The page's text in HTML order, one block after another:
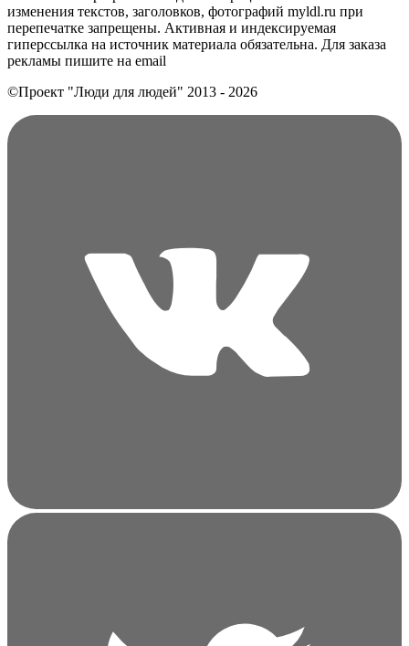
изменения текстов, заголовков, фотографий myldl.ru при
перепечатке запрещены. Активная и индексируемая
гиперссылка на источник материала обязательна. Для заказа
рекламы пишите на еmail
©Проект "Люди для людей" 2013 - 2026